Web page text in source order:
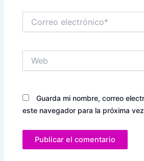
electrónico*
Guarda mi nombre, correo
este navegador para la próxima